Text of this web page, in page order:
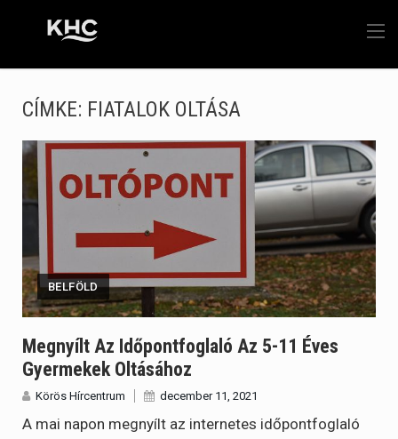
CÍMKE: FIATALOK OLTÁSA
BELFÖLD
Megnyílt Az Időpontfoglaló Az 5-11 Éves
Gyermekek Oltásához
Körös Hírcentrum december 11, 2021
A mai napon megnyílt az internetes időpontfoglaló